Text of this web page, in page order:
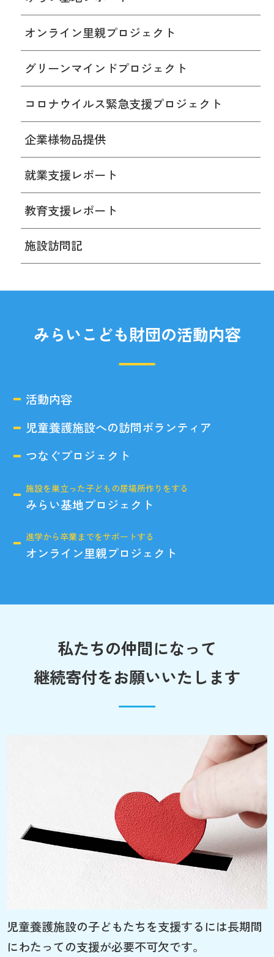
オンライン里親プロジェクト
グリーンマインドプロジェクト
コロナウイルス緊急支援プロジェクト
企業様物品提供
就業支援レポート
教育支援レポート
施設訪問記
みらいこども財団の活動内容
活動内容
児童養護施設への訪問ボランティア
つなぐプロジェクト
施設を巣立った子どもの居場所作りをする
みらい基地プロジェクト
進学から卒業までをサポートする
オンライン里親プロジェクト
私たちの仲間になって
継続寄付をお願いいたします
児童養護施設の子どもたちを支援するには長期間
にわたっての支援が必要不可欠です。